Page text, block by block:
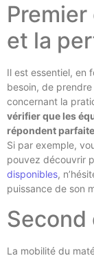
et la
Il est essentiel, en
besoin, de
concernant la
vérifier que les
répondent
Si par exemple,
pouvez découvrir
disponibles,
puissance de son
Second
La mobilité du